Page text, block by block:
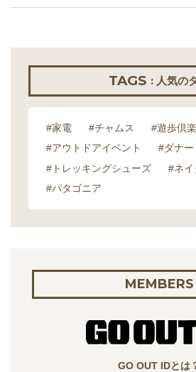
TAGS : 人気の
#家電 #チャムス #遊歩倶
#アウトドアイベント
#ダナー
#トレッキングシューズ
#ネイ
#パタゴニア
MEMBERS
GO OUT IDとは